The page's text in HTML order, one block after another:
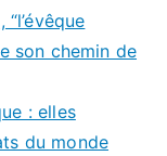
son chemin de
: elles
du monde